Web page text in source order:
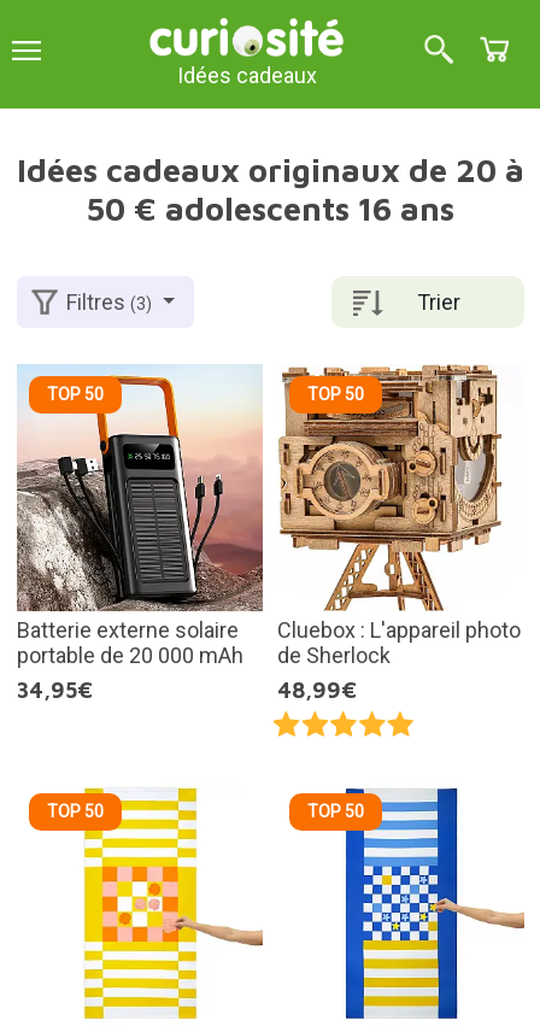
Idées cadeaux
Idées cadeaux originaux de 20 à
50 € adolescents 16 ans
Trier
Filtres(3)
TOP 50
Batterie externe solaire
portable de 20 000 mAh
34,95€
TOP 50
Cluebox : L'appareil photo
de Sherlock
48,99€
TOP 50 TOP 50